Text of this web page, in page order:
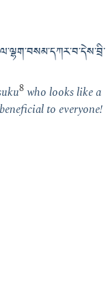
8who looks like a
to everyone!